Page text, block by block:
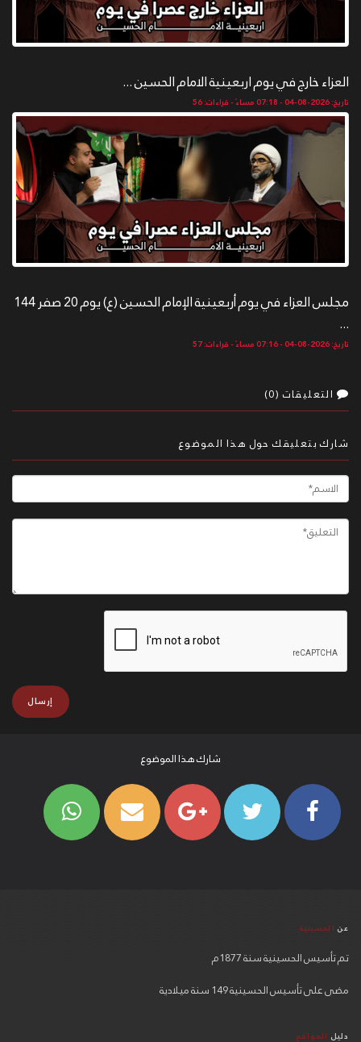
العزاء خارج في يوم اربعينية الامام الحسين ...
تاريخ: 2026-08-04 - 07:18 مساءً - قراءات: 56
مجلس العزاء في يوم أربعينية الإمام الحسين (ع) يوم 20 صفر 144
...
تاريخ: 2026-08-04 - 07:16 مساءً - قراءات: 57
التعليقات (0)
شارك بتعليقك حول هذا الموضوع
شارك هذا الموضوع
عن الحسينية
تم تأسيس الحسينية سنة 1877م
مضى على تأسيس الحسينية 149 سنة ميلادية
دليل المواقع